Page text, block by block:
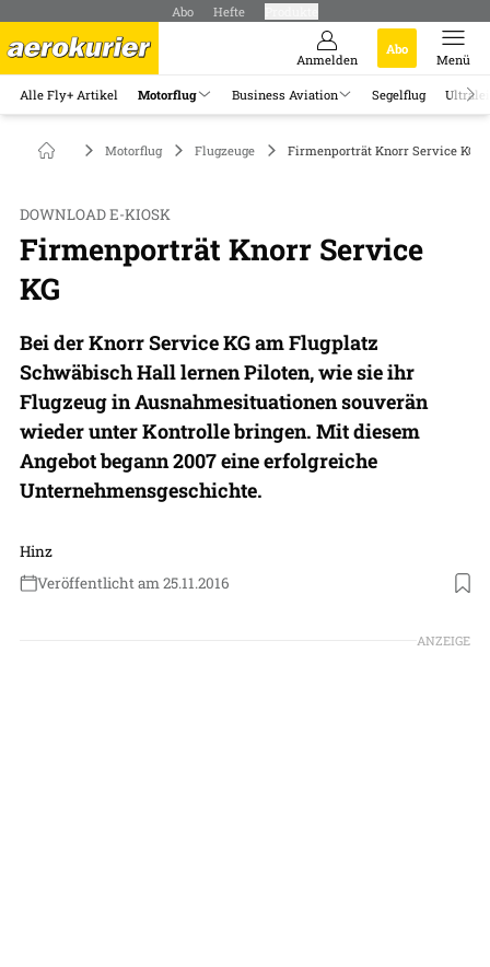
Abo Hefte
Anmelden
Abo
Menü
Alle Fly+ Artikel Motorflug Business Aviation Segelflug
Motorflug Flugzeuge Firmenporträt Knorr Service KG
DOWNLOAD E-KIOSK
Firmenporträt Knorr Service
KG
Bei der Knorr Service KG am Flugplatz
Schwäbisch Hall lernen Piloten, wie sie ihr
Flugzeug in Ausnahmesituationen souverän
wieder unter Kontrolle bringen. Mit diesem
Angebot begann 2007 eine erfolgreiche
Unternehmensgeschichte.
Hinz
Veröffentlicht am 25.11.2016
ANZEIGE